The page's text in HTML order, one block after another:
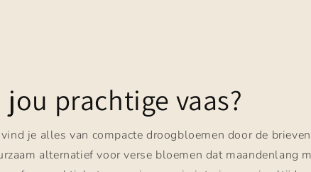
prachtige vaas?
je alles van compacte droogbloemen door de
alternatief voor verse bloemen dat maandenlang